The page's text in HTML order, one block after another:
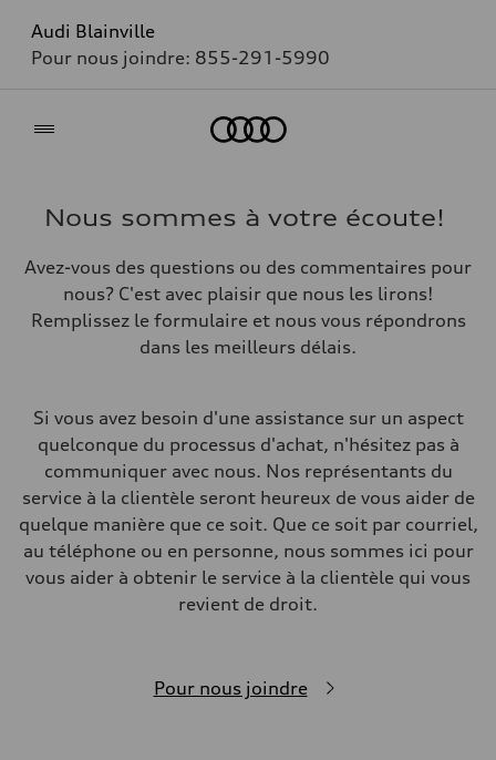
Audi Blainville
Pour nous joindre: 855-291-5990
Nous sommes à votre écoute!
Avez-vous des questions ou des commentaires pour
nous? C'est avec plaisir que nous les lirons!
Remplissez le formulaire et nous vous répondrons
dans les meilleurs délais.
Si vous avez besoin d'une assistance sur un aspect
quelconque du processus d'achat, n'hésitez pas à
communiquer avec nous. Nos représentants du
service à la clientèle seront heureux de vous aider de
quelque manière que ce soit. Que ce soit par courriel,
au téléphone ou en personne, nous sommes ici pour
vous aider à obtenir le service à la clientèle qui vous
revient de droit.
Pour nous joindre